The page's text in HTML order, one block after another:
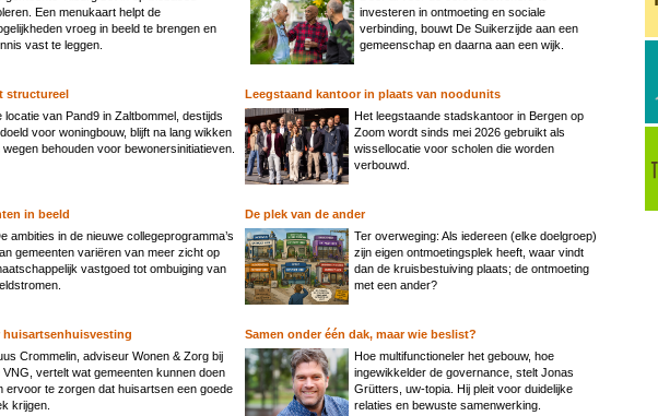
Een menukaart helpt de
vroeg in beeld te brengen en
vast te leggen.
investeren in ontmoeting en sociale
verbinding, bouwt De Suikerzijde aan een
gemeenschap en daarna aan een wijk.
structureel
locatie van Pand9 in Zaltbommel, destijds
voor woningbouw, blijft na lang wikken
wegen behouden voor bewonersinitiatieven.
Leegstaand kantoor in plaats van noodunits
Het leegstaande stadskantoor in Bergen op
Zoom wordt sinds mei 2026 gebruikt als
wissellocatie voor scholen die worden
verbouwd.
in beeld
ambities in de nieuwe collegeprogramma’s
gemeenten variëren van meer zicht op
vastgoed tot ombuiging van
De plek van de ander
Ter overweging: Als iedereen (elke doelgroep)
zijn eigen ontmoetingsplek heeft, waar vindt
dan de kruisbestuiving plaats; de ontmoeting
met een ander?
Crommelin, adviseur Wonen & Zorg bij
VNG, vertelt wat gemeenten kunnen doen
ervoor te zorgen dat huisartsen een goede
krijgen.
Samen onder één dak, maar wie beslist?
Hoe multifunctioneler het gebouw, hoe
ingewikkelder de governance, stelt Jonas
Grütters, uw-topia. Hij pleit voor duidelijke
relaties en bewuste samenwerking.